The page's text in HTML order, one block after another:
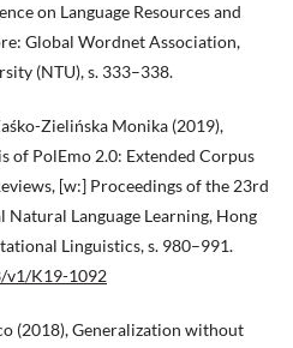
on Language Resources and
Global Wordnet Association,
(NTU), s. 333–338.
Zielińska Monika (2019),
of PolEmo 2.0: Extended Corpus
[w:] Proceedings of the 23rd
Language Learning, Hong
Linguistics, s. 980–991.
v1/K19-1092
(2018), Generalization without